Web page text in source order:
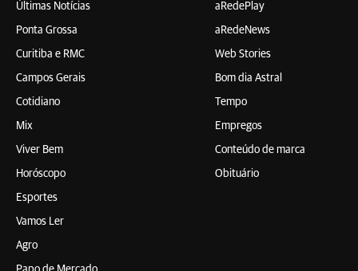
Últimas Notícias
Ponta Grossa
Curitiba e RMC
Campos Gerais
Cotidiano
Mix
Viver Bem
Horóscopo
Esportes
Vamos Ler
Agro
aRedePlay
aRedeNews
Web Stories
Bom dia Astral
Tempo
Empregos
Conteúdo de marca
Obituário